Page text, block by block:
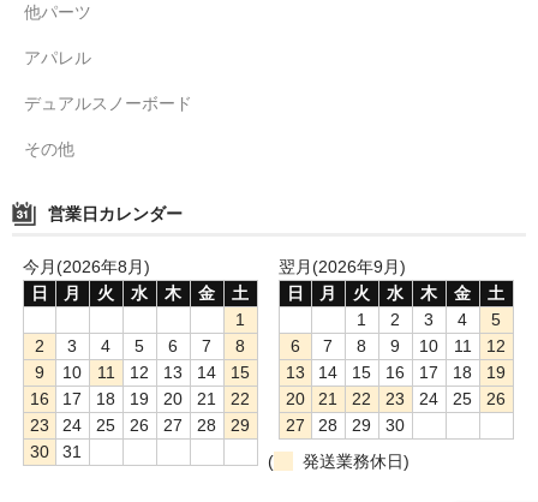
他パーツ
アパレル
デュアルスノーボード
その他
営業日カレンダー
今月(2026年8月)
日
月 火 水 木 金
土
1
2
3 4 5 6 7
8
9
10 11 12 13 14
15
16
17 18 19 20 21
22
23
24 25 26 27 28
29
30
31
翌月(2026年9月)
日
月 火 水 木 金
土
1
2 3 4
5
6
7 8 9 10 11
12
13
14 15 16 17 18
19
20
21 22 23 24 25
26
27
28 29
30
(
発送業務休日)